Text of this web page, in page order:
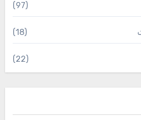
(97)
(18)
(22)